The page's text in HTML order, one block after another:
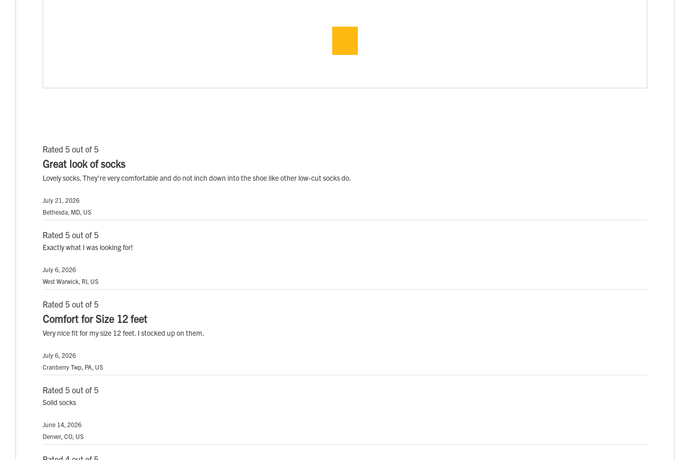
Rated 5 out of 5
Great look of socks
Lovely socks. They're very comfortable and do not inch down into the shoe like other low-cut socks do.
July 21, 2026
Bethesda, MD, US
Rated 5 out of 5
Exactly what I was looking for!
July 6, 2026
West Warwick, RI, US
Rated 5 out of 5
Comfort for Size 12 feet
Very nice fit for my size 12 feet. I stocked up on them.
July 6, 2026
Cranberry Twp, PA, US
Rated 5 out of 5
Solid socks
June 14, 2026
Denver, CO, US